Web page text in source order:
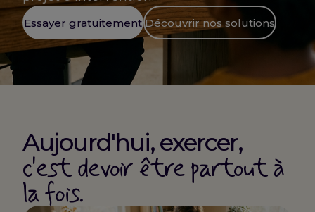
Essayer gratuitement Découvrir nos solutions
Aujourd'hui, exercer,
c'est devoir être partout à
la fois.